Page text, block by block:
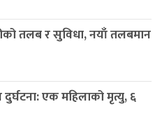
तलब र सुविधा, नयाँ तलबमान
एक महिलाको मृत्यु, ६